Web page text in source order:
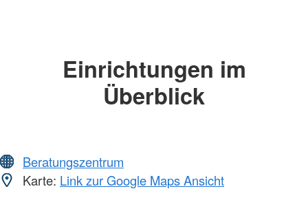
Einrichtungen im
Überblick
Beratungszentrum
Karte: Link zur Google Maps Ansicht